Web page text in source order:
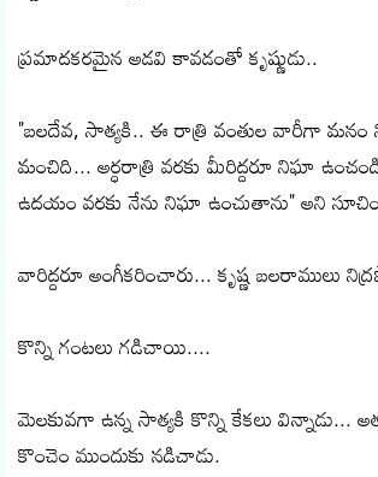
ప్రమాదకరమైన అడవి కావడంతో కృష్ణుడు..
"బలదేవ, సాత్యకి.. ఈ రాత్రి వంతుల వారీగా
మంచిది... అర్ధరాత్రి వరకు మీరిద్దరూ నిఘా
ఉదయం వరకు నేను నిఘా ఉంచుతాను" అని
వారిద్దరూ అంగీకరించారు... కృష్ణ బలరాములు
కొన్ని గంటలు గడిచాయి....
మెలకువగా ఉన్న సాత్యకి కొన్ని కేకలు విన్నాడు...
కొంచెం ముందుకు నడిచాడు.